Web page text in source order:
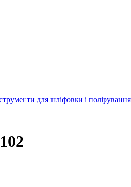
для шліфовки і полірування